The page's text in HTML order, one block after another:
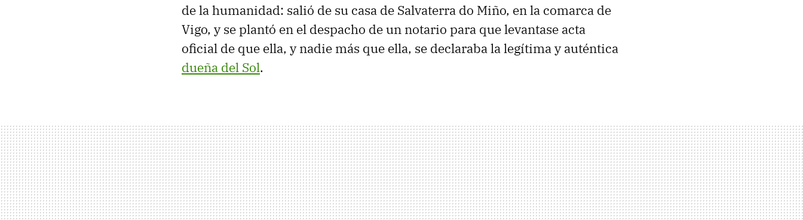
de la humanidad: salió de su casa de Salvaterra do Miño, en la comarca de
Vigo, y se plantó en el despacho de un notario para que levantase acta
oficial de que ella, y nadie más que ella, se declaraba la legítima y auténtica
dueña del Sol.